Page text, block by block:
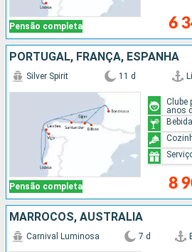
Pensão completa 6
PORTUGAL, FRANÇA, ESPANHA
Pensão completa
Silver Spirit 11 d
8
Clube
anos
MARROCOS, AUSTRALIA
Carnival Luminosa 7 d